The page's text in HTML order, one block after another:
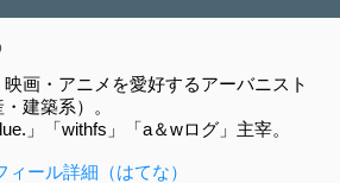
映画・アニメを愛好するアーバニスト
・建築系）。
」「withfs」「a＆wログ」主宰。
ィール詳細（はてな）